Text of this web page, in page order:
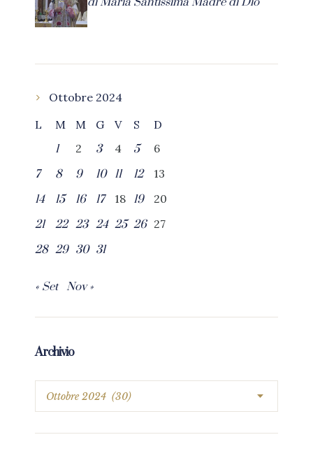
Ottobre 2024
L
M M G V S
D
1
2 3 4 5
6
7
8 9 10 11 12
13
14
15 16 17 18 19
20
21
22 23 24 25 26 27
28 29 30 31
« Set Nov »
Archivio